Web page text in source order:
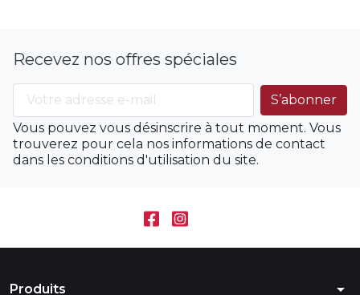
Recevez nos offres spéciales
Vous pouvez vous désinscrire à tout moment. Vous
trouverez pour cela nos informations de contact
dans les conditions d'utilisation du site.
Produits arrow_drop_down